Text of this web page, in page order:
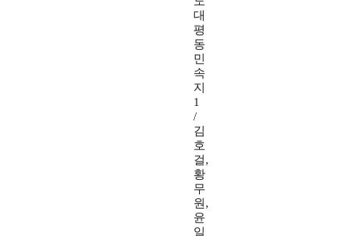
대
평
동
민
속
지
1
/
김
호
걸,
황
무
원,
윤
일